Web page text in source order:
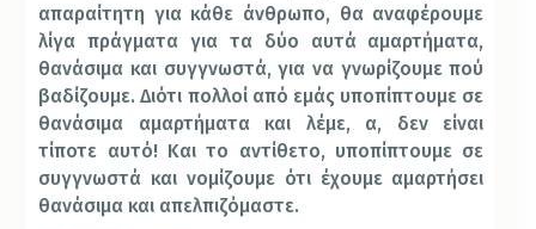
απαραίτητη για κάθε άνθρωπο, θα αναφέρουμε
λίγα πράγματα για τα δύο αυτά αμαρτήματα,
θανάσιμα και συγγνωστά, για να γνωρίζουμε πού
βαδίζουμε. Διότι πολλοί από εμάς υποπίπτουμε σε
θανάσιμα αμαρτήματα και λέμε, α, δεν είναι
τίποτε αυτό! Και το αντίθετο, υποπίπτουμε σε
συγγνωστά και νομίζουμε ότι έχουμε αμαρτήσει
θανάσιμα και απελπιζόμαστε.